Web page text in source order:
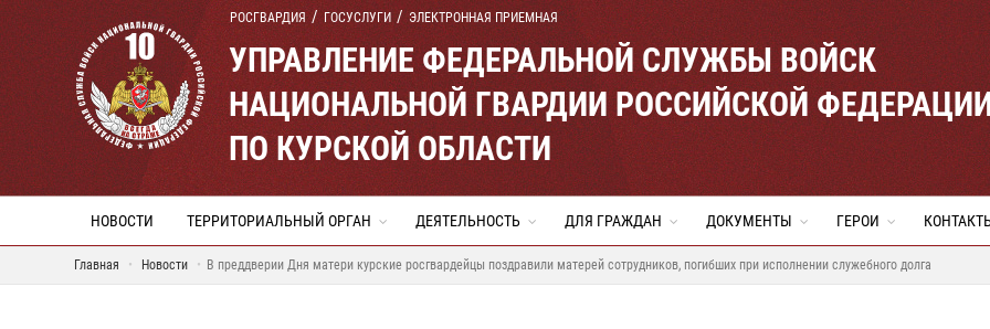
РОСГВАРДИЯ ГОСУСЛУГИ ЭЛЕКТРОННАЯ ПРИЕМНАЯ
УПРАВЛЕНИЕ ФЕДЕРАЛЬНОЙ СЛУЖБЫ ВОЙСК
НАЦИОНАЛЬНОЙ ГВАРДИИ РОССИЙСКОЙ
ПО КУРСКОЙ ОБЛАСТИ
НОВОСТИ ТЕРРИТОРИАЛЬНЫЙ ОРГАН ДЕЯТЕЛЬНОСТЬ ДЛЯ ГРАЖДАН ДОКУМЕНТЫ ГЕРОИ
Главная Новости В преддверии Дня матери курские росгвардейцы поздравили матерей сотрудников, погибших при исполнении служебного долга